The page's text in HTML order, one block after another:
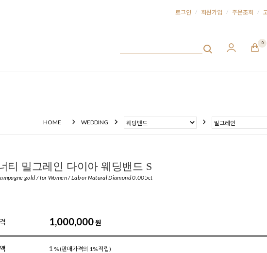
로그인 / 회원가입 / 주문조회 /
0
HOME WEDDING
티 밀그레인 다이아 웨딩밴드 S
gold / for Women / Lab or Natural Diamond 0.005ct
1,000,000원
1 %(판매가격의 1% 적립)